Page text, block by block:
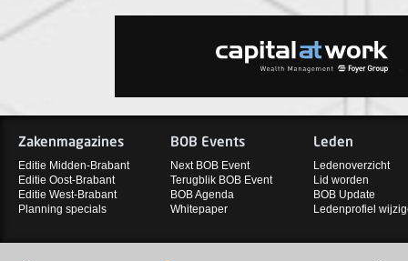
Zakenmagazines
Editie Midden-Brabant
Editie Oost-Brabant
Editie West-Brabant
Planning specials
BOB Events
Next BOB Event
Terugblik BOB Event
BOB Agenda
Whitepaper
Leden
Ledenoverzicht
Lid worden
BOB Update
Ledenprofiel